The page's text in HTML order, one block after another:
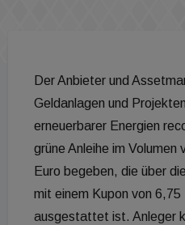
Der Anbieter und
Geldanlagen und
erneuerbarer Energien
grüne Anleihe im Volumen
Euro begeben, die über
mit einem Kupon von
ausgestattet ist. Anleger